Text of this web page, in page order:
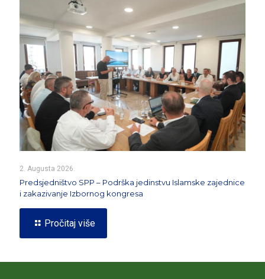
2. Augusta 2026.
Predsjedništvo SPP – Podrška jedinstvu Islamske zajednice
i zakazivanje Izbornog kongresa
Pročitaj više